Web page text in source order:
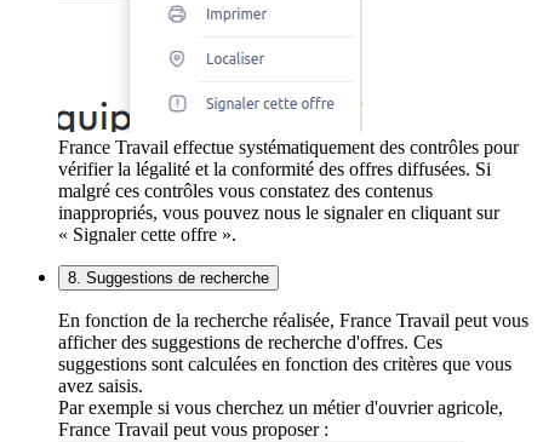
France Travail effectue systématiquement des contrôles pour
vérifier la légalité et la conformité des offres diffusées. Si
malgré ces contrôles vous constatez des contenus
inappropriés, vous pouvez nous le signaler en cliquant sur
« Signaler cette offre ».
8. Suggestions de recherche
En fonction de la recherche réalisée, France Travail peut vous
afficher des suggestions de recherche d'offres. Ces
suggestions sont calculées en fonction des critères que vous
avez saisis.
Par exemple si vous cherchez un métier d'ouvrier agricole,
France Travail peut vous proposer :